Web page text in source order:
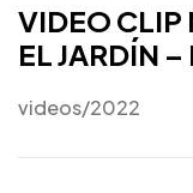
VIDEO CLIP
EL JARDÍN –
videos/2022